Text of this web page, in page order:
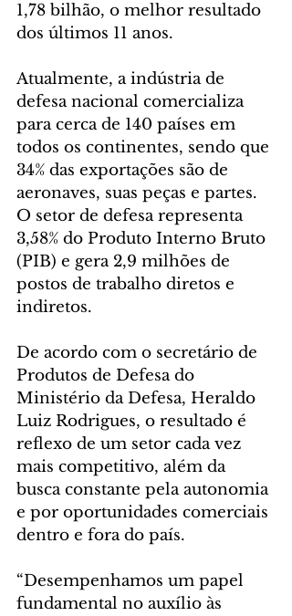
1,78 bilhão, o melhor resultado
dos últimos 11 anos.
Atualmente, a indústria de
defesa nacional comercializa
para cerca de 140 países em
todos os continentes, sendo que
34% das exportações são de
aeronaves, suas peças e partes.
O setor de defesa representa
3,58% do Produto Interno Bruto
(PIB) e gera 2,9 milhões de
postos de trabalho diretos e
indiretos.
De acordo com o secretário de
Produtos de Defesa do
Ministério da Defesa, Heraldo
Luiz Rodrigues, o resultado é
reflexo de um setor cada vez
mais competitivo, além da
busca constante pela autonomia
e por oportunidades comerciais
dentro e fora do país.
“Desempenhamos um papel
fundamental no auxílio às